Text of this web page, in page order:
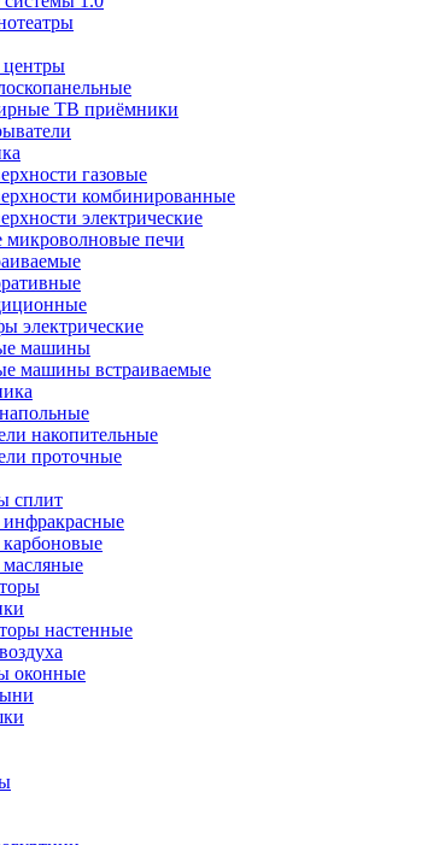
ТВ приёмники
газовые
комбинированные
электрические
микроволновые печи
электрические
машины
машины встраиваемые
накопительные
проточные
сплит
инфракрасные
масляные
настенные
оконные